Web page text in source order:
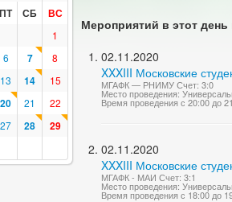
ПТ СБ ВС
1
6 7
8
13 14 15
20 21 22
27 28 29
Мероприятий в этот день
02.11.2020
XXXIII Московские
МГАФК — РНИМУ Счет: 3:0
Место проведения:
Время проведения с 20:00 до
02.11.2020
XXXIII Московские
МГАФК - МАИ Счет: 3:1
Место проведения:
Время проведения с 18:00 до